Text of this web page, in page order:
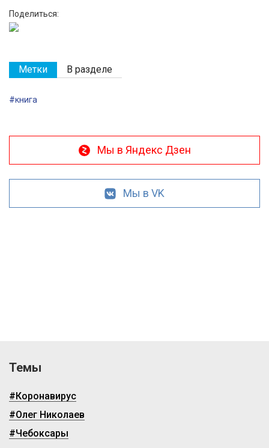
Поделиться:
Метки В разделе
#книга
Мы в Яндекс Дзен
Мы в VK
Темы
#Коронавирус
#Олег Николаев
#Чебоксары